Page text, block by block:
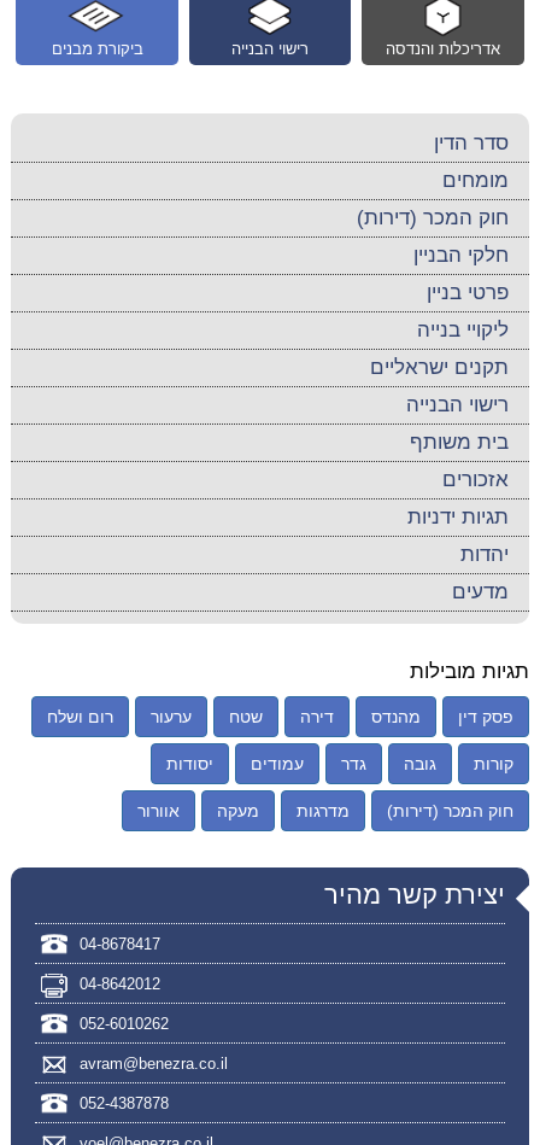
ביקורת מבנים רישוי הבנייה אדריכלות והנדסה
סדר הדין
מומחים
חוק המכר (דירות)
חלקי הבניין
פרטי בניין
ליקויי בנייה
תקנים ישראליים
רישוי הבנייה
בית משותף
אזכורים
תגיות ידניות
יהדות
מדעים
תגיות מובילות
פסק דין מהנדס דירה שטח ערעור רום ושלח
קורות גובה גדר עמודים יסודות
חוק המכר (דירות) מדרגות מעקה אוורור
יצירת קשר מהיר
04-8678417
04-8642012
052-6010262
avram@benezra.co.il
052-4387878